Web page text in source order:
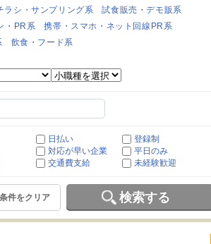
ラシ・サンプリング系
試食販売・デモ販系
・PR系
携帯・スマホ・ネット回線PR系
飲食・フード系
日払い
登録制
対応が早い企業
平日のみ
交通費支給 未経験歓迎
条件をクリア 検索する